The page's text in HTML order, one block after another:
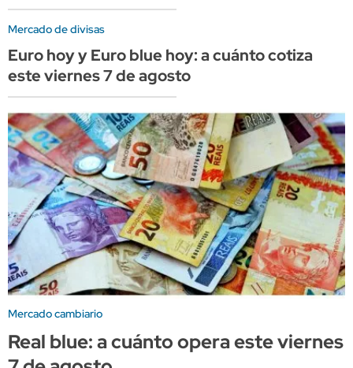
Mercado de divisas
Euro hoy y Euro blue hoy: a cuánto cotiza
este viernes 7 de agosto
Mercado cambiario
Real blue: a cuánto opera este viernes